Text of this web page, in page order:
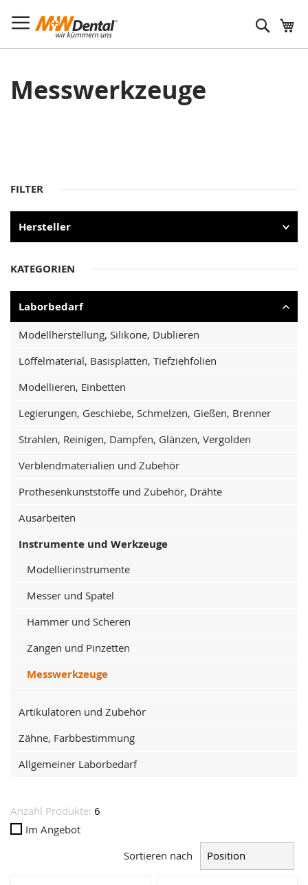
Suche
Messwerkzeuge
Anzahl Produkte: 6
Im Angebot
Sortieren nach
FILTER
Hersteller
KATEGORIEN
Laborbedarf
Modellherstellung, Silikone, Dublieren
Löffelmaterial, Basisplatten, Tiefziehfolien
Modellieren, Einbetten
Legierungen, Geschiebe, Schmelzen, Gießen, Brenner
Strahlen, Reinigen, Dampfen, Glänzen, Vergolden
Verblendmaterialien und Zubehör
Prothesenkunststoffe und Zubehör, Drähte
Ausarbeiten
Instrumente und Werkzeuge
Modellierinstrumente
Messer und Spatel
Hammer und Scheren
Zangen und Pinzetten
Messwerkzeuge
Artikulatoren und Zubehör
Zähne, Farbbestimmung
Allgemeiner Laborbedarf